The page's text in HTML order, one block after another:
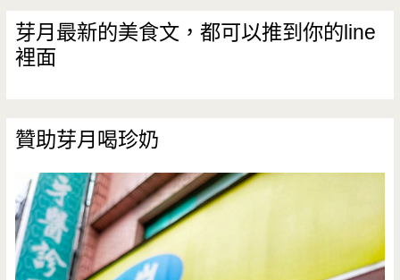
芽月最新的美食文，都可以推到你的line
裡面
贊助芽月喝珍奶